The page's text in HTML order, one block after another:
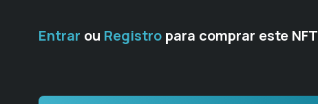
Entrar ou Registro para comprar este NFT